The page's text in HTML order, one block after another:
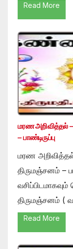
Read More
மரண அறிவித்தல் –
– பாண்டிருப்பு
மரண அறிவித்தல்
திருமஞ்சனம் –
திருமஞ்சனம் (
Read More